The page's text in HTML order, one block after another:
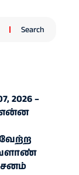
Search
–
என்ன